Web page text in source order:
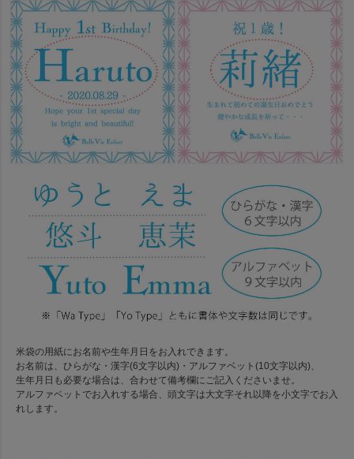
米袋の用紙にお名前や生年月日をお入れできます。
お名前は、ひらがな・漢字(6文字以内)・アルファベット(10文字以内)、
生年月日も必要な場合は、合わせて備考欄にご記入くださいませ。
アルファベットでお入れする場合、頭文字は大文字それ以降を小文字でお入
れします。